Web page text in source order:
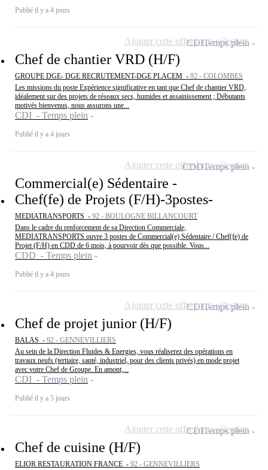
Publié il y a 4 jours
Chef de chantier VRD (H/F)
GROUPE DGE- DGE RECRUTEMENT-DGE PLACEM - 92 - COLOMBES
Les missions du poste Expérience significative en tant que Chef de chantier VRD,
idéalement sur des projets de réseaux secs, humides et assainissement ; Débutants
motivés bienvenus, nous assurons une...
CDI - Temps plein
Publié il y a 4 jours
CDITemps plein
Ajouter cette offre à ma sélection
Commercial(e) Sédentaire -
Chef(fe) de Projets (F/H)-3postes-
MEDIATRANSPORTS - 92 - BOULOGNE BILLANCOURT
Dans le cadre du renforcement de sa Direction Commerciale,
MEDIATRANSPORTS ouvre 3 postes de Commercial(e) Sédentaire / Chef(fe) de
Projet (F/H) en CDD de 6 mois, à pourvoir dès que possible. Vous...
CDD - Temps plein
Publié il y a 4 jours
CDDTemps plein
Ajouter cette offre à ma sélection
Chef de projet junior (H/F)
BALAS - 92 - GENNEVILLIERS
Au sein de la Direction Fluides & Energies, vous réaliserez des opérations en
travaux neufs (tertiaire, santé, industriel, pour des clients privés) en mode projet
avec votre Chef de Groupe. En amont,...
CDI - Temps plein
Publié il y a 5 jours
CDITemps plein
Ajouter cette offre à ma sélection
Chef de cuisine (H/F)
ELIOR RESTAURATION FRANCE - 92 - GENNEVILLIERS
CDITemps plein
Ajouter cette offre à ma sélection